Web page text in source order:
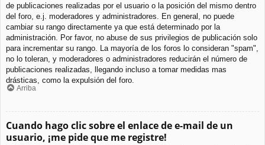
de publicaciones realizadas por el usuario o la posición del mismo dentro
del foro, e.j. moderadores y administradores. En general, no puede
cambiar su rango directamente ya que está determinado por la
administración. Por favor, no abuse de sus privilegios de publicación solo
para incrementar su rango. La mayoría de los foros lo consideran "spam",
no lo toleran, y moderadores o administradores reducirán el número de
publicaciones realizadas, llegando incluso a tomar medidas mas
drásticas, como la expulsión del foro.
Arriba
Cuando hago clic sobre el enlace de e-mail de un
usuario, ¡me pide que me registre!